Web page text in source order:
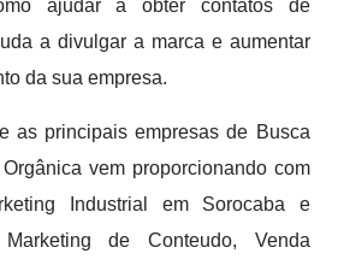
ajudar a obter contatos de
a divulgar a marca e aumentar
da sua empresa.
as principais empresas de Busca
vem proporcionando com
Industrial em Sorocaba e
de Conteudo, Venda